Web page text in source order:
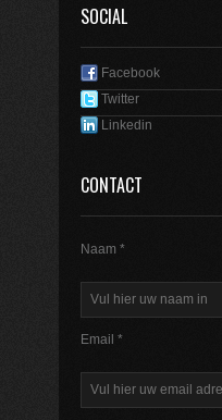
SOCIAL
Facebook
Twitter
Linkedin
CONTACT
Naam *
Email *